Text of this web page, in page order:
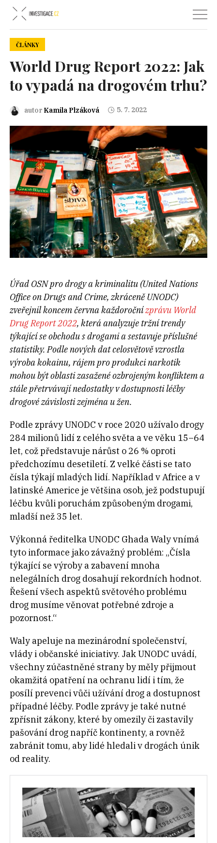
ČLÁNKY
World Drug Report 2022: Jak
to vypadá na drogovém trhu?
autor Kamila Plzáková 5. 7. 2022
Úřad OSN pro drogy a kriminalitu (United Nations
Office on Drugs and Crime, zkráceně UNODC)
zveřejnil koncem června každoročnízprávu World
Drug Report 2022, která analyzuje tržní trendy
týkající se obchodu s drogami a sestavuje příslušné
statistiky. Podle nových dat celosvětově vzrostla
výroba kokainu, rájem pro produkci narkotik
mohou být oblasti zasažené ozbrojeným konfliktem a
stále přetrvávají nedostatky v dostupnosti léčby
drogové závislosti zejména u žen.
Podle zprávy UNODC v roce 2020 užívalo drogy
284 milionů lidí z celého světa a ve věku 15–⁠64
let, což představuje nárůst o 26 % oproti
předchozímu desetiletí. Z velké části se tato
čísla týkají mladých lidí. Například v Africe a v
latinské Americe je většina osob, jež podstupují
léčbu kvůli poruchám způsobeným drogami,
mladší než 35 let.
Výkonná ředitelka UNODC Ghada Waly vnímá
tyto informace jako závažný problém: „Čísla
týkající se výroby a zabavení mnoha
nelegálních drog dosahují rekordních hodnot.
Řešení všech aspektů světového problému
drog musíme věnovat potřebné zdroje a
pozornost.“
Waly apeluje na mezinárodní společenství,
vlády i občanské iniciativy. Jak UNODC uvádí,
všechny zúčastněné strany by měly přijmout
okamžitá opatření na ochranu lidí i tím, že
posílí prevenci vůči užívání drog a dostupnost
případné léčby. Podle zprávy je také nutné
zpřísnit zákony, které by omezily či zastavily
pašování drog napříč kontinenty, a rovněž
zabránit tomu, aby lidé hledali v drogách únik
od reality.